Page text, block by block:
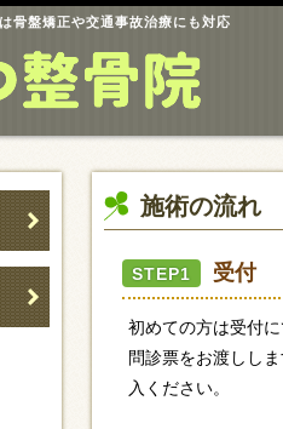
骨盤矯正や交通事故治療にも対応
施術の流れ
STEP1 受付
初めての方は受付
問診票をお渡しし
入ください。